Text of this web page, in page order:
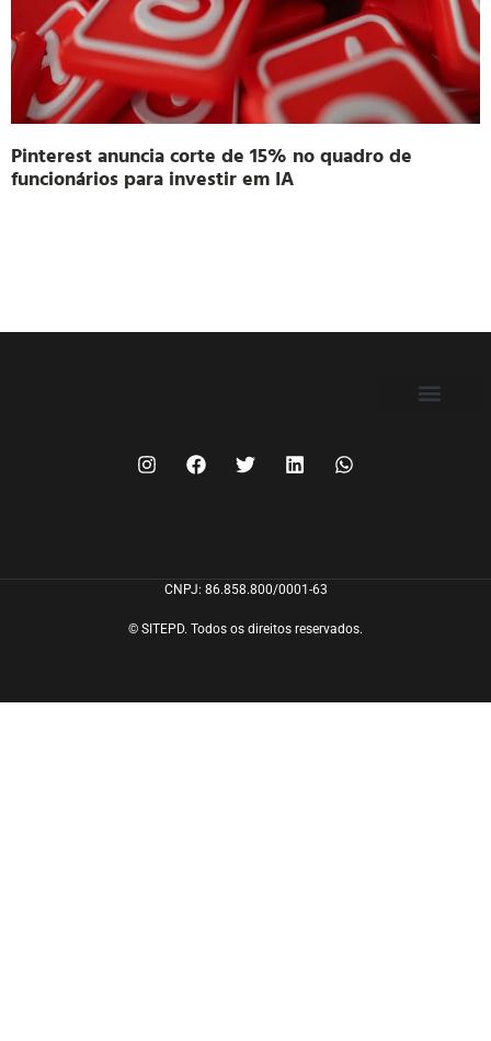
Pinterest anuncia corte de 15% no quadro de
funcionários para investir em IA
CNPJ: 86.858.800/0001-63
© SITEPD. Todos os direitos reservados.